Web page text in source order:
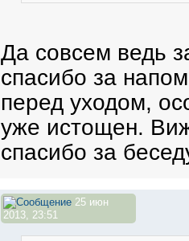
Да совсем ведь
спасибо за
перед уходом,
уже истощен.
спасибо за
25 июн
2013, 23:51